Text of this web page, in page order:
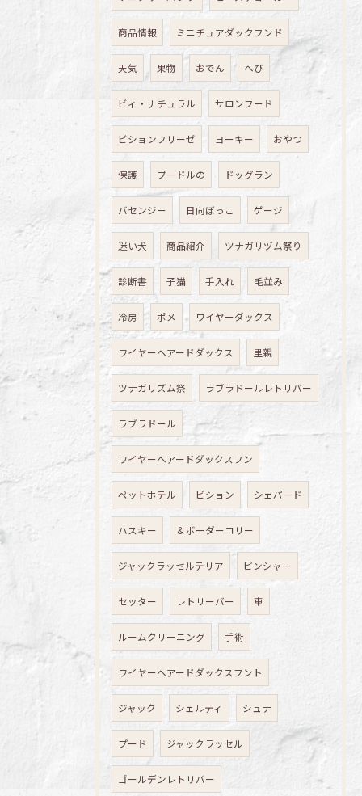
商品情報 ミニチュアダックフンド
天気 果物 おでん へび
ビィ・ナチュラル サロンフード
ビションフリーゼ ヨーキー おやつ
保護 プードルの ドッグラン
バセンジー 日向ぼっこ ゲージ
迷い犬 商品紹介 ツナガリヅム祭り
診断書 子猫 手入れ 毛並み
冷房 ポメ ワイヤーダックス
ワイヤーヘアードダックス 里親
ツナガリズム祭 ラブラドールレトリバー
ラブラドール
ワイヤーヘアードダックスフン
ペットホテル ビション シェパード
ハスキー ＆ボーダーコリー
ジャックラッセルテリア ピンシャー
セッター レトリーバー 車
ルームクリーニング 手術
ワイヤーヘアードダックスフント
ジャック シェルティ シュナ
プード ジャックラッセル
ゴールデンレトリバー